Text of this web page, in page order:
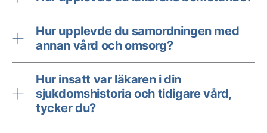
Hur upplevde du samordningen med
annan vård och omsorg?
Hur insatt var läkaren i din
sjukdomshistoria och tidigare vård,
tycker du?